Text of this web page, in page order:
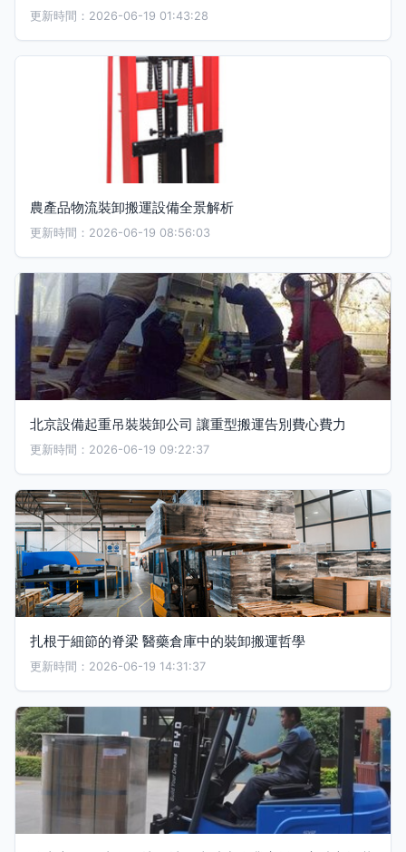
更新時間：2026-06-19 01:43:28
農產品物流裝卸搬運設備全景解析
更新時間：2026-06-19 08:56:03
北京設備起重吊裝裝卸公司 讓重型搬運告別費心費力
更新時間：2026-06-19 09:22:37
扎根于細節的脊梁 醫藥倉庫中的裝卸搬運哲學
更新時間：2026-06-19 14:31:37